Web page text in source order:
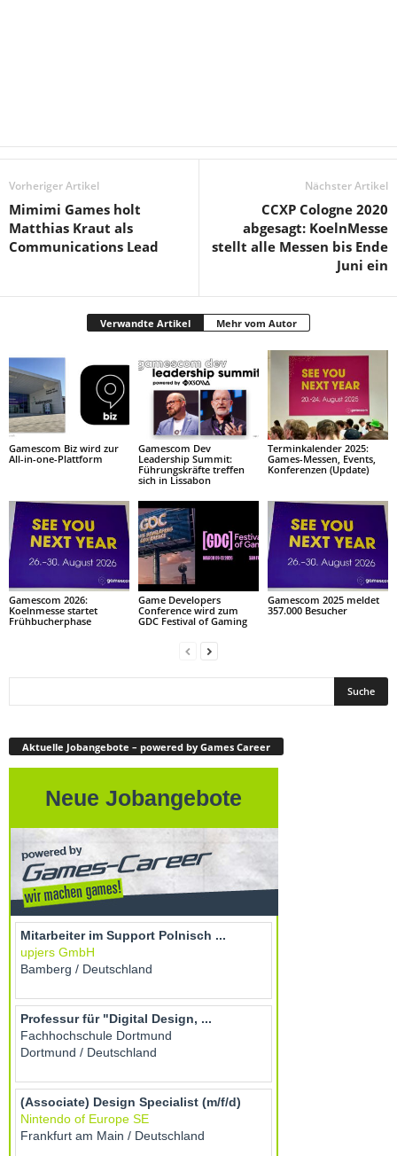
Vorheriger Artikel
Mimimi Games holt
Matthias Kraut als
Communications Lead
Nächster Artikel
CCXP Cologne 2020
abgesagt: KoelnMesse
stellt alle Messen bis Ende
Juni ein
Verwandte Artikel Mehr vom Autor
Gamescom Biz wird zur
All-in-one-Plattform
Gamescom Dev
Leadership Summit:
Führungskräfte treffen
sich in Lissabon
Terminkalender 2025:
Games-Messen, Events,
Konferenzen (Update)
Gamescom 2026:
Koelnmesse startet
Frühbucherphase
Game Developers
Conference wird zum
GDC Festival of Gaming
Gamescom 2025 meldet
357.000 Besucher
Aktuelle Jobangebote – powered by Games Career